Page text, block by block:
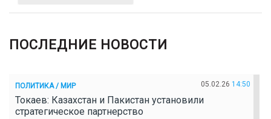
ПОСЛЕДНИЕ НОВОСТИ
ПОЛИТИКА / МИР 05.02.26 14:50
Токаев: Казахстан и Пакистан установили
стратегическое партнерство